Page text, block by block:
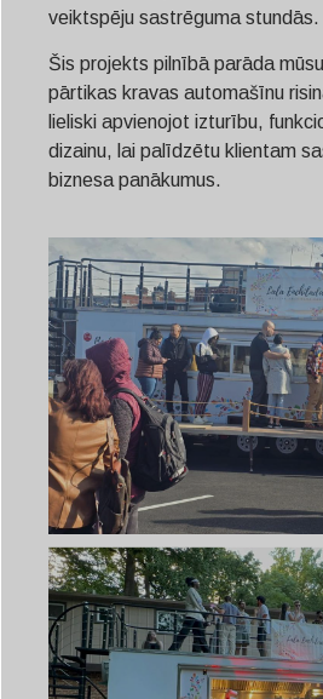
veiktspēju sastrēguma stundās.
Šis projekts pilnībā parāda
pārtikas kravas automašīnu
lieliski apvienojot izturību,
dizainu, lai palīdzētu klientam
biznesa panākumus.